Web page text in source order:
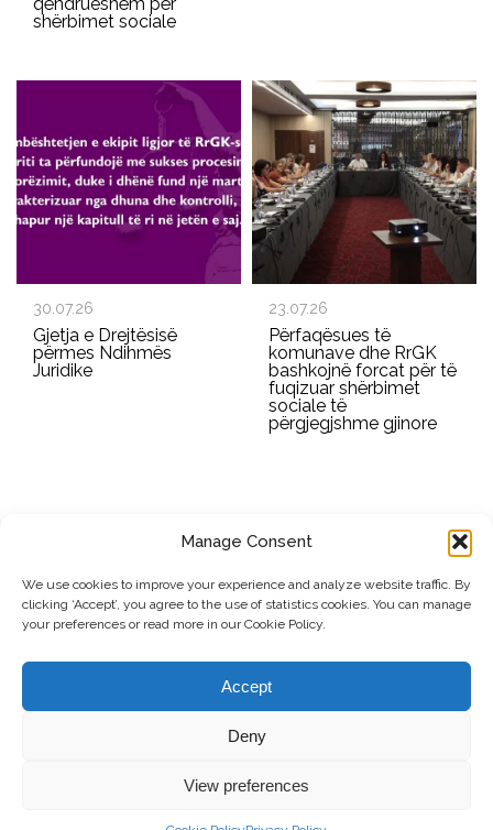
Manage Consent
We use cookies to improve your experience and analyze website traffic. By
clicking ‘Accept’, you agree to the use of statistics cookies. You can manage
your preferences or read more in our Cookie Policy.
Accept
Deny
View preferences
qëndrueshëm për
shërbimet sociale
30.07.26
Gjetja e Drejtësisë
përmes Ndihmës
Juridike
23.07.26
Përfaqësues të
komunave dhe RrGK
bashkojnë forcat për të
fuqizuar shërbimet
sociale të
përgjegjshme gjinore
Dërgo
© Copyright, 2026 . Rrjeti i Grave të Kosovës. Të gjitha të drejtat e
Kontakti Privacy Policy